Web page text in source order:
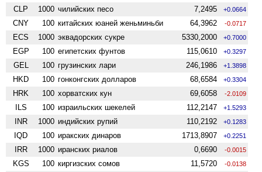
CLP 1000 чилийских песо 7,2495 +0.0664
CNY 100 китайских юаней женьминьби 64,3962 -0.0717
ECS 1000 эквадорских сукре 5330,2000 +0.7000
EGP 100 египетских фунтов 115,0610 +0.3297
GEL 100 грузинских лари 246,1986 +1.3898
HKD 100 гонконгских долларов 68,6584 +0.3304
HRK 100 хорватских кун 69,6058 -2.0109
ILS 100 израильских шекелей 112,2147 +1.5293
INR 1000 индийских рупий 110,2192 +0.1283
IQD 100 иракских динаров 1713,8907 +0.2251
IRR 1000 иранских риалов 0,6690 -0.0015
KGS 100 киргизских сомов 11,5720 -0.0138